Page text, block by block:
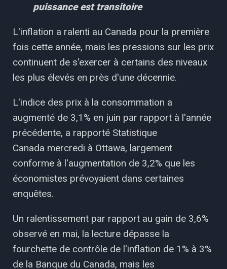
puissance est transitoire
L'inflation a ralenti au Canada pour la première
fois cette année, mais les pressions sur les prix
continuent de s'exercer à certains des niveaux
les plus élevés en près d'une décennie.
L'indice des prix à la consommation a
augmenté de 3,1% en juin par rapport à l'année
précédente, a rapporté Statistique
Canada mercredi à Ottawa, largement
conforme à l'augmentation de 3,2% que les
économistes prévoyaient dans certaines
enquêtes.
Un ralentissement par rapport au gain de 3,6%
observé en mai, la lecture dépasse la
fourchette de contrôle de l'inflation de 1% à 3%
de la Banque du Canada, mais les